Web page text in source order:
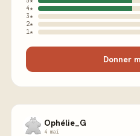
4★
3★
2★
1★
Donner
Ophélie_G
4 mai